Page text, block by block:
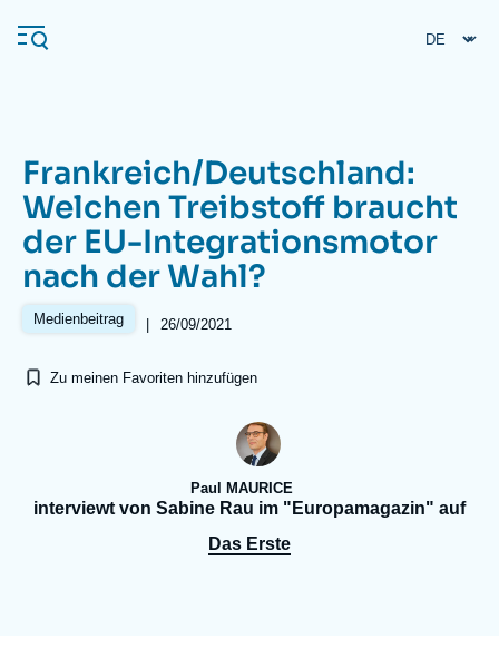
zum
Inhalt
Navigation
principale
Ifri
Veröffentlichungen
Anmelden
Frankreich/Deutschland:
Welchen Treibstoff braucht
der EU-Integrationsmotor
nach der Wahl?
Medienbeitrag | 26/09/2021
Zu meinen Favoriten hinzufügen
Paul MAURICE
interviewt von Sabine Rau im "Europamagazin" auf
Das Erste